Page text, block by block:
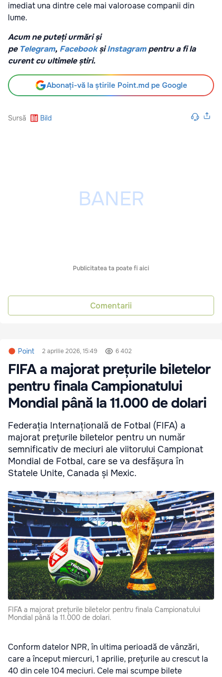
imediat una dintre cele mai valoroase companii din
lume.
Acum ne puteți urmări și
pe Telegram, Facebook șiInstagrampentru a fi la
curent cu ultimele știri.
Abonați-vă la știrile Point.md pe Google
Sursă Bild
Publicitatea ta poate fi aici
Comentarii
Point 2 aprilie 2026, 15:49 6 402
FIFA a majorat prețurile biletelor
pentru finala Campionatului
Mondial până la 11.000 de dolari
Federația Internațională de Fotbal (FIFA) a
majorat prețurile biletelor pentru un număr
semnificativ de meciuri ale viitorului Campionat
Mondial de Fotbal, care se va desfășura în
Statele Unite, Canada și Mexic.
FIFA a majorat prețurile biletelor pentru finala Campionatului
Mondial până la 11.000 de dolari.
Conform datelor NPR, în ultima perioadă de vânzări,
care a început miercuri, 1 aprilie, prețurile au crescut la
40 din cele 104 meciuri. Cele mai scumpe bilete